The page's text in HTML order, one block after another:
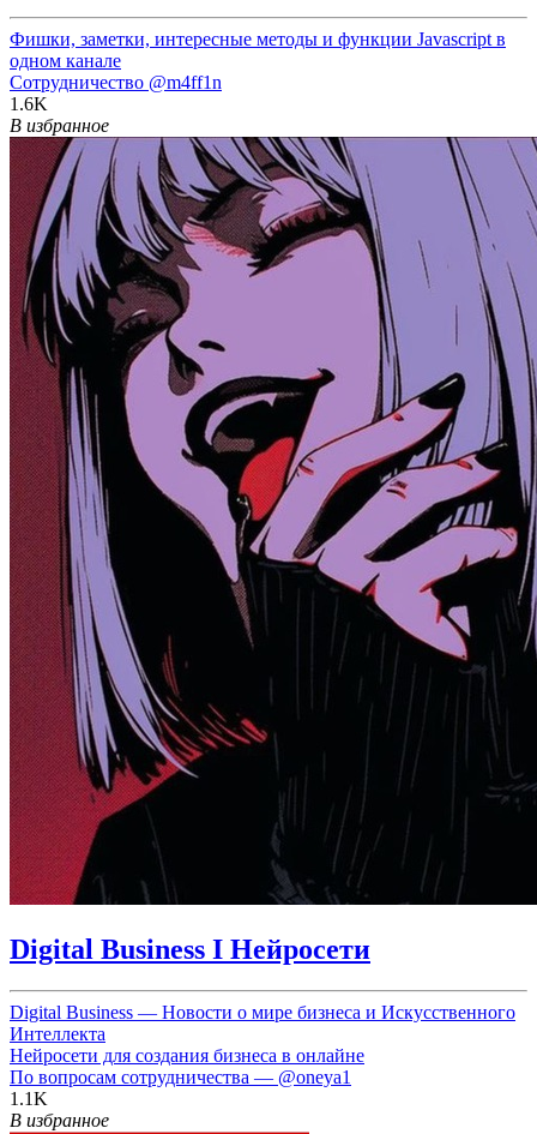
Фишки, заметки, интересные методы и функции Javascript в
одном канале
Сотрудничество @m4ff1n
1.6K
В избранное
Digital Business I Нейросети
Digital Business — Новости о мире бизнеса и Искусственного
Интеллекта
Нейросети для создания бизнеса в онлайне
По вопросам сотрудничества — @oneya1
1.1K
В избранное